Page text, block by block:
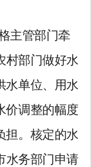
主管部门牵
村部门做好水
水单位、用水
价调整的幅度
。 核定的水
水务部门申请